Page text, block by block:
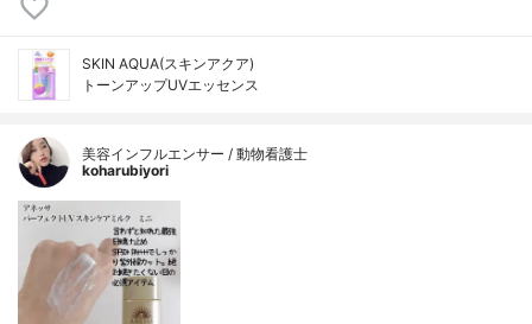
SKIN AQUA(スキンアクア)
トーンアップUVエッセンス
美容インフルエンサー / 動物看護士
koharubiyori